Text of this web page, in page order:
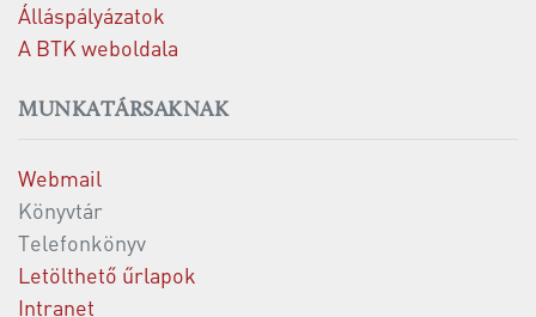
Álláspályázatok
A BTK weboldala
MUNKATÁRSAKNAK
Webmail
Könyvtár
Telefonkönyv
Letölthető űrlapok
Intranet